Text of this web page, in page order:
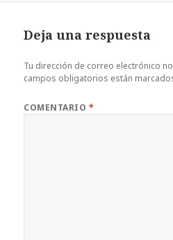
Deja una respuesta
Tu dirección de correo electrónico
campos obligatorios están
COMENTARIO *